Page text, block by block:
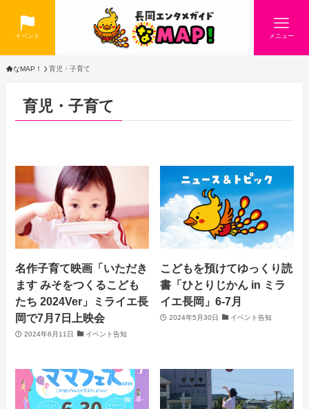
イベント メニュー
なMAP！ 育児・子育て
育児・子育て
名作子育て映画「いただき
ます みそをつくるこども
たち 2024Ver」ミライエ長
岡で7月7日上映会
2024年6月11日 イベント告知
こどもを預けてゆっくり読
書「ひとりじかん in ミラ
イエ長岡」6-7月
2024年5月30日 イベント告知